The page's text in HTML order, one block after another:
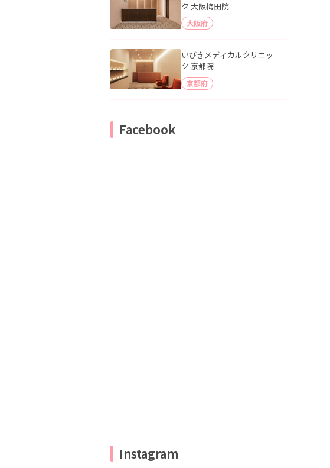
ク 大阪梅田院
大阪府
いびきメディカルクリニッ
ク 京都院
京都府
Facebook
Instagram